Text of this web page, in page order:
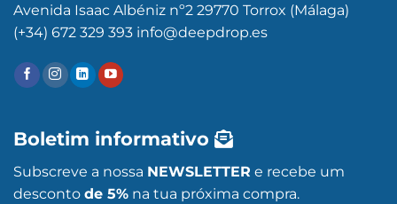
Avenida Isaac Albéniz nº2 29770 Torrox (Málaga)
(+34) 672 329 393 info@deepdrop.es
Boletim informativo
Subscreve a nossa NEWSLETTER e recebe um
desconto de 5% na tua próxima compra.